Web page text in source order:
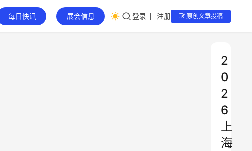
每日快讯 展会信息 登录 注册 原创文章投稿
2
0
2
6
上
海